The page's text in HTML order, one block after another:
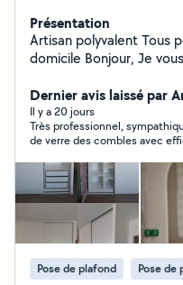
Présentation
Artisan polyvalent Tous petits travaux & services à
domicile Bonjour, Je vous propose mes services pour
bon rapport qualité/prix. Mes prestations : - Petits
travaux de bricolage et rénovation
meubles (IKEA, commodes ,
d'isolation - Petites réparations diverses - Chargement /
déchargement des meubles - évacuation des
encombrants, gravats - service de livraison de meubles
Équipé et professionnel : - Tout l'outillage nécessaire
pour travailler efficacement - Travail propre et
Disponible, ponctuel et
besoins pour vous
N'hésitez pas à me
Dernier avis laissé par
Il y a 20 jours
Très professionnel,
de verre des combles avec
Pose de plafond Pose de